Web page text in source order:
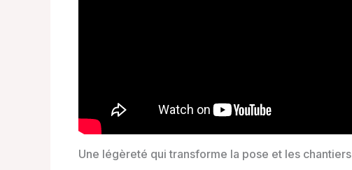
Une légèreté qui transforme la pose et les chantiers